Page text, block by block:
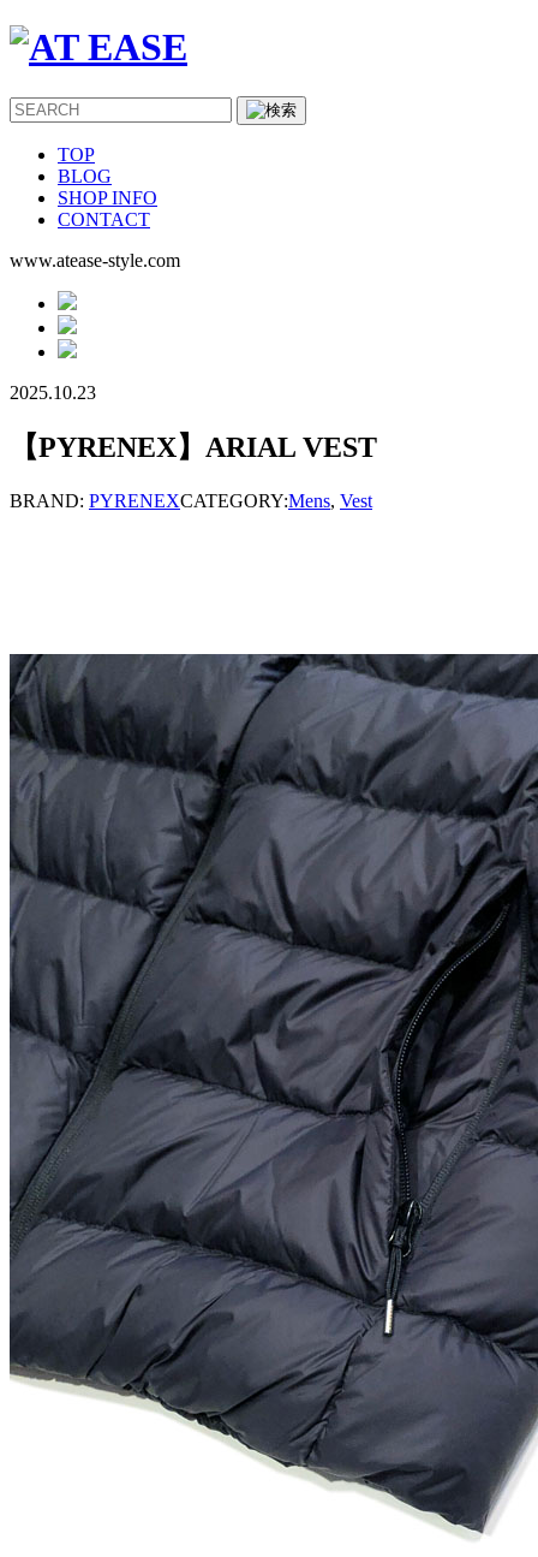
TOP
BLOG
SHOP INFO
CONTACT
www.atease-style.com
2025.10.23
【PYRENEX】ARIAL VEST
BRAND: PYRENEXCATEGORY:Mens, Vest